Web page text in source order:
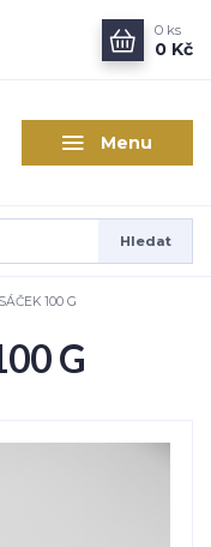
Menu
Hledat
0 ks
0 Kč
100 G
G